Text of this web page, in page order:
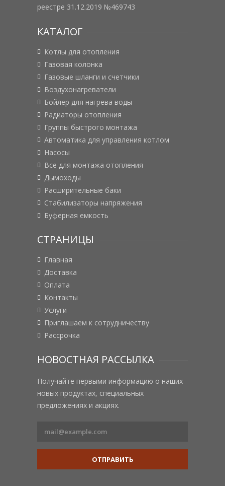
реестре 31.12.2019 №469743
КАТАЛОГ
Котлы для отопления
Газовая колонка
Газовые шланги и счетчики
Воздухонагреватели
Бойлер для нагрева воды
Радиаторы отопления
Группы быстрого монтажа
Автоматика для управления котлом
Насосы
Все для монтажа отопления
Дымоходы
Расширительные баки
Стабилизаторы напряжения
Буферная емкость
СТРАНИЦЫ
Главная
Доставка
Оплата
Контакты
Услуги
Приглашаем к сотрудничеству
Рассрочка
НОВОСТНАЯ РАССЫЛКА
Получайте первыми информацию о наших
новых продуктах, специальных
предложениях и акциях.
ОТПРАВИТЬ